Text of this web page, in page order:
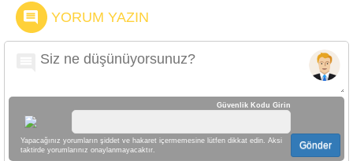
YORUM YAZIN
Güvenlik Kodu Girin
Yapacağınız yorumların şiddet ve hakaret içermemesine lütfen dikkat edin. Aksi
taktirde yorumlarınız onaylanmayacaktır.
Gönder